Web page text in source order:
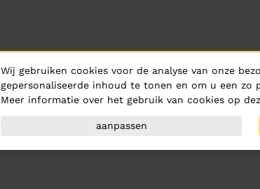
Wij gebruiken cookies voor de analyse van onze
gepersonaliseerde inhoud te tonen en om u een
Meer informatie over het gebruik van cookies op
aanpassen